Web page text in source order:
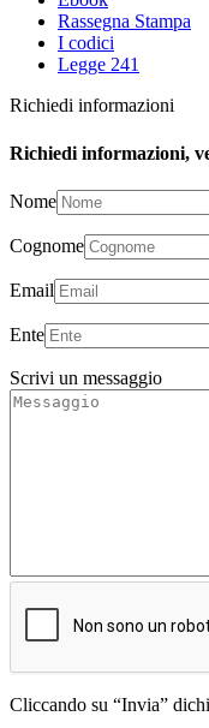
Rassegna Stampa
I codici
Legge 241
Richiedi informazioni
Richiedi informazioni,
Nome
Cognome
Email
Ente
Scrivi un messaggio
Cliccando su “Invia”